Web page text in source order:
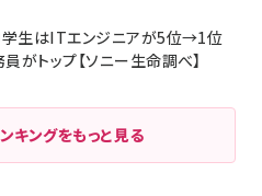
学生はITエンジニアが5位→1位
がトップ【ソニー生命調べ】
キングをもっと見る